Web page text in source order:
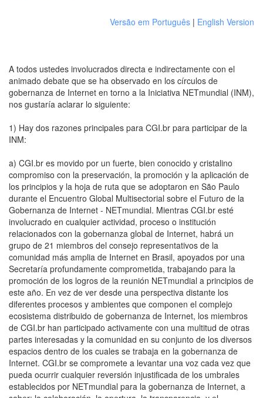
Versão em Português | English Version
A todos ustedes involucrados directa e indirectamente con el
animado debate que se ha observado en los círculos de
gobernanza de Internet en torno a la Iniciativa NETmundial (INM),
nos gustaría aclarar lo siguiente:
1) Hay dos razones principales para CGI.br para participar de la
INM:
a) CGI.br es movido por un fuerte, bien conocido y cristalino
compromiso con la preservación, la promoción y la aplicación de
los principios y la hoja de ruta que se adoptaron en São Paulo
durante el Encuentro Global Multisectorial sobre el Futuro de la
Gobernanza de Internet - NETmundial. Mientras CGI.br esté
involucrado en cualquier actividad, proceso o institución
relacionados con la gobernanza global de Internet, habrá un
grupo de 21 miembros del consejo representativos de la
comunidad más amplia de Internet en Brasil, apoyados por una
Secretaría profundamente comprometida, trabajando para la
promoción de los logros de la reunión NETmundial a principios de
este año. En vez de ver desde una perspectiva distante los
diferentes procesos y ambientes que componen el complejo
ecosistema distribuido de gobernanza de Internet, los miembros
de CGI.br han participado activamente con una multitud de otras
partes interesadas y la comunidad en su conjunto de los diversos
espacios dentro de los cuales se trabaja en la gobernanza de
Internet. CGI.br se compromete a levantar una voz cada vez que
pueda ocurrir cualquier reversión injustificada de los umbrales
establecidos por NETmundial para la gobernanza de Internet, a